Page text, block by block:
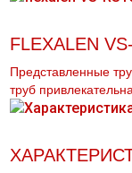
FLEXALEN
Представленные
тpуб